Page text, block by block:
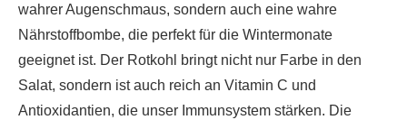
wahrer Augenschmaus, sondern auch eine wahre
Nährstoffbombe, die perfekt für die Wintermonate
geeignet ist. Der Rotkohl bringt nicht nur Farbe in den
Salat, sondern ist auch reich an Vitamin C und
Antioxidantien, die unser Immunsystem stärken. Die